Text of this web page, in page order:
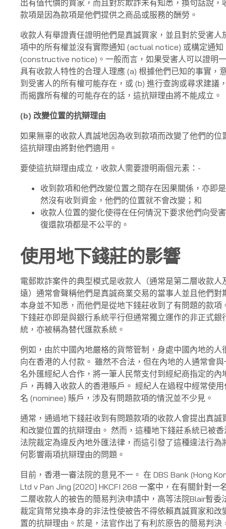
出有值代價的買家，而且對於欺詐未有知悉，換句話說，
款項是因為款項是他們提供之商品或服務的酬勞。
收款人有舉證責任證明他們是真誠買家，並且對於受害人
項中的所有權並沒有實際通知 (actual notice) 或構定通知
(constructive notice)。一般而言，如果受害人可以證明
具有收款人特性的合理人理應 (a) 根據他們已知的事實，
到受害人的所有權可能存在，或 (b) 進行查詢或尋求建議
而揭露所有權的可能存在的話，這抗辯理由將不能成立。
(b) 改變位置的抗辯理由
如果無辜的收款人真誠地因為收到款項而改變了他們的位
這抗辯理由將對他們適用。
要使這抗辯理由成立，收款人需要證明兩個元素：-
收到款項和他們改變位置之間存在因果關係，亦即
然沒有收到資金，他們的位置就不會改變；和
收款人位置的變化使得在任何情況下要求他們向受
復還款項都是不公平的。
使用地下錢莊的影響
電郵欺詐案件的典型模式是收款人（通常是第二層收款人
遠）通常會聲稱他們是真誠商業交易的當事人並且他們對
本身並不知悉，而他們是從地下錢莊收到了有問題的款項
下錢莊亦即是與銀行系統平行但通常獨立運作的非正式銀
統，亦被稱為替代匯款系統。
例如，由於中國內地嚴格的貨幣管制，身處中國內地的人
向在香港的人付款。 雖然不合法，但在內地的人通常會與
名外匯經紀人合作，將一筆人民幣支付到經紀商指定的內
戶，再轉入收款人的香港賬戶。 經紀人在過程中經常使用
名 (nominee) 賬戶，涉及有問題款項的情況並不少見。
通常，通過地下錢莊收到有問題款項的收款人會提出真誠
和改變位置的抗辯理由。 然而，這種地下錢莊系統已被香
法院裁定為違反內地外匯法律，而這引發了這種違法行為
何影響兩項抗辯理由的問題。
目前，香港一審法院的意見不一。 在 DBS Bank (Hong
Ltd v Pan Jing [2020] HKCFI 268 一案中，在有關針對一
二層收款人的被告的簡易判決申請中，高等法院Blair暫委
裁定貨幣兌換本身的非法性使被告不得依賴真誠買家和改
置的抗辯理由。於是，法官作出了有利於原告的簡易判決